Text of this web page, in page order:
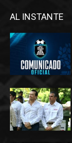
AL INSTANTE